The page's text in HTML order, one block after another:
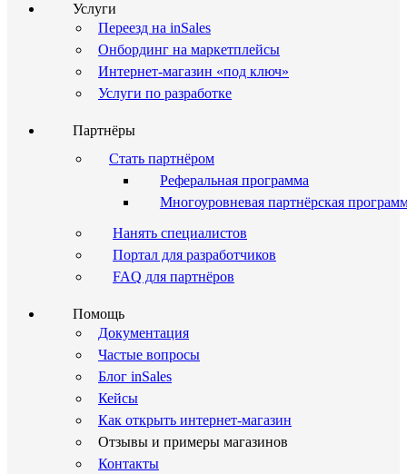
Услуги
Переезд на inSales
Онбординг на маркетплейсы
Интернет-магазин «под ключ»
Услуги по разработке
Партнёры
Стать партнёром
Реферальная программа
Многоуровневая партнёрская
Нанять специалистов
Портал для разработчиков
FAQ для партнёров
Помощь
Документация
Частые вопросы
Блог inSales
Кейсы
Как открыть интернет-магазин
Отзывы и примеры магазинов
Контакты